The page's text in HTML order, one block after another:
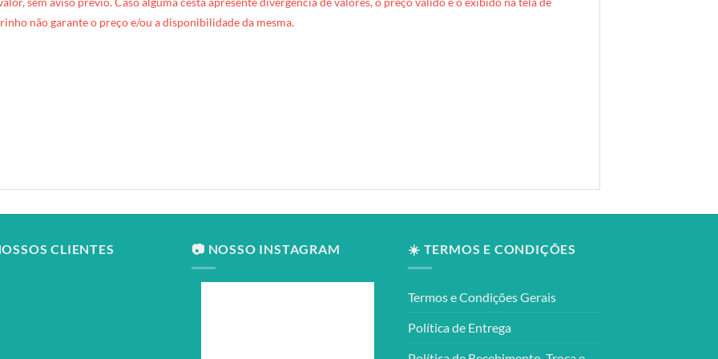
não garante o preço e/ou a disponibilidade da mesma.
CLIENTES 📷 NOSSO INSTAGRAM ☀️ TERMOS E CONDIÇÕES
Termos e Condições Gerais
Política de Entrega